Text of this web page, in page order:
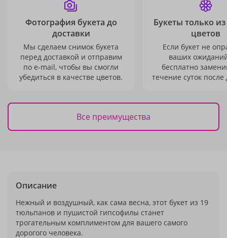
Фотография букета до
доставки
Мы сделаем снимок букета
перед доставкой и отправим
по e-mail, чтобы вы смогли
убедиться в качестве цветов.
Букеты только
цветов
Если букет не
ваших
бесплатно
течение суток после
Все преимущества
Описание
Нежный и воздушный, как сама весна, этот букет из 19
тюльпанов и пушистой гипсофилы станет
трогательным комплиментом для вашего самого
дорогого человека.